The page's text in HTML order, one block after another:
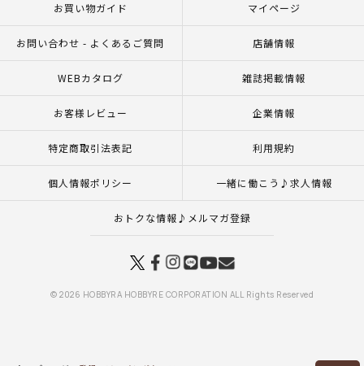
お買い物ガイド マイページ
お問い合わせ - よくあるご質問 店舗情報
WEBカタログ 雑誌掲載情報
お客様レビュー 企業情報
特定商取引法表記 利用規約
個人情報ポリシー 一緒に働こう♪求人情報
おトクな情報♪メルマガ登録
© 2026 HOBBYRA HOBBYRE CORPORATION ALL Rights Reserved